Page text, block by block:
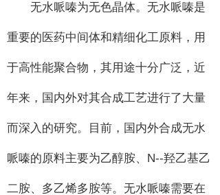
无水哌嗪为无色晶体。无水哌嗪是
重要的医药中间体和精细化工原料，用
于高性能聚合物，其用途十分广泛，近
年来，国内外对其合成工艺进行了大量
而深入的研究。目前，国内外合成无水
哌嗪的原料主要为乙醇胺、 N--羟乙基乙
二胺、多乙烯多胺等。无水哌嗪需要在